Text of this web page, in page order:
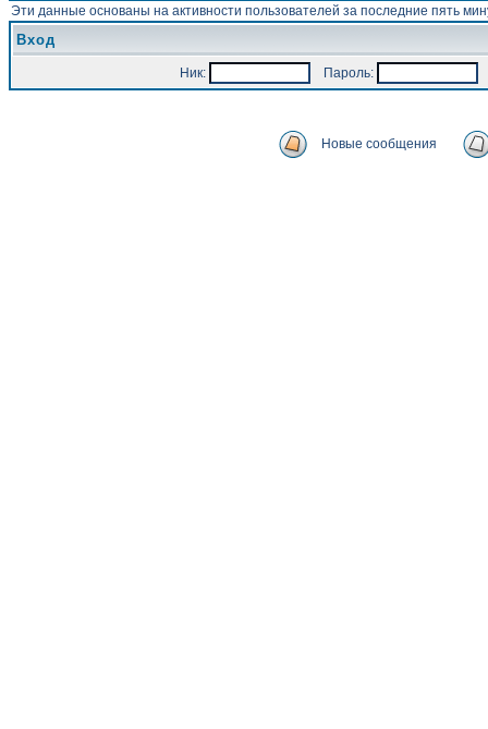
Эти данные основаны на активности пользователей за последние пять
Вход
Ник: Пароль:
Новые сообщения